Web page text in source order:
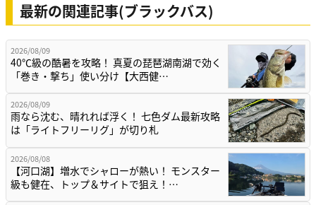
最新の関連記事(ブラックバス)
2026/08/09
40℃級の酷暑を攻略！ 真夏の琵琶湖南湖で効く
「巻き・撃ち」使い分け【大西健…
2026/08/09
雨なら沈む、晴れれば浮く！ 七色ダム最新攻略
は「ライトフリーリグ」が切り札
2026/08/08
【河口湖】増水でシャローが熱い！ モンスター
級も健在、トップ＆サイトで狙え！…